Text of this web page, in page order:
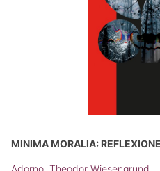
MINIMA MORALIA:
Adorno, Theodor Wiesengrund